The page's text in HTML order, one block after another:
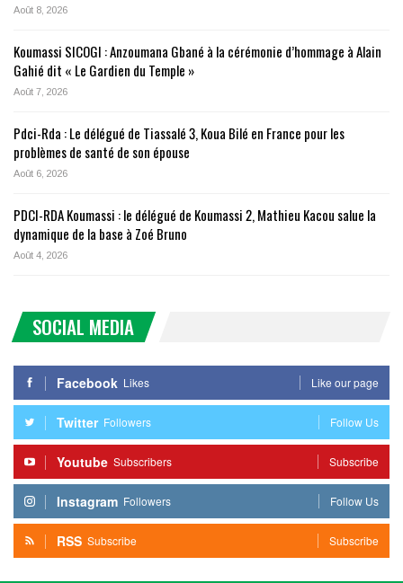
Août 8, 2026
Koumassi SICOGI : Anzoumana Gbané à la cérémonie d’hommage à Alain
Gahié dit « Le Gardien du Temple »
Août 7, 2026
Pdci-Rda : Le délégué de Tiassalé 3, Koua Bilé en France pour les
problèmes de santé de son épouse
Août 6, 2026
PDCI-RDA Koumassi : le délégué de Koumassi 2, Mathieu Kacou salue la
dynamique de la base à Zoé Bruno
Août 4, 2026
SOCIAL MEDIA
Facebook Likes Like our page
Twitter Followers Follow Us
Youtube Subscribers Subscribe
Instagram Followers Follow Us
RSS Subscribe Subscribe